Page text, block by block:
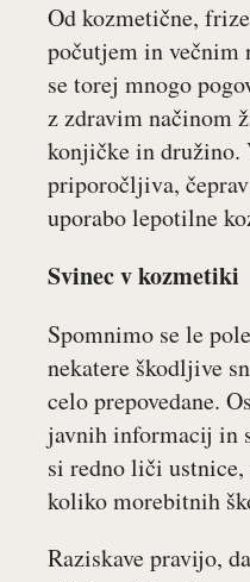
Od kozmetične,
počutjem in večnim
se torej mnogo
z zdravim načinom
konjičke in družino.
priporočljiva,
uporabo lepotilne
Svinec v kozmetiki
Spomnimo se le
nekatere škodljive
celo prepovedane.
javnih informacij in
si redno liči
koliko morebitnih
Raziskave pravijo,